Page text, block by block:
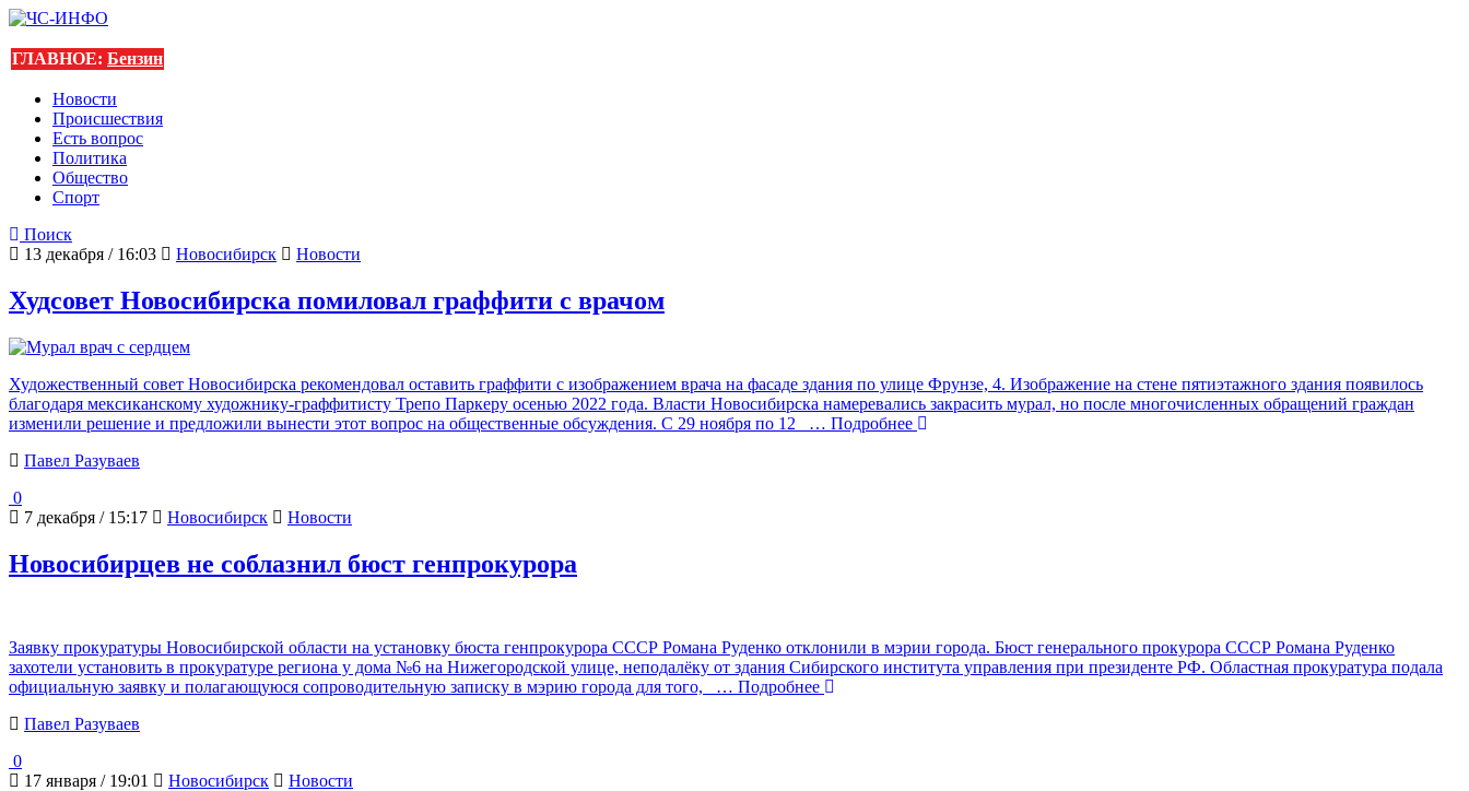
ГЛАВНОЕ: Бензин
Новости
Происшествия
Есть вопрос
Политика
Общество
Спорт
Поиск
13 декабря / 16:03
Новосибирск Новости
Худсовет Новосибирска помиловал граффити с врачом
Художественный совет Новосибирска рекомендовал оставить граффити с изображением врача на фасаде здания по улице Фрунзе, 4. Изображение на стене пятиэтажного здания появилось
благодаря мексиканскому художнику-граффитисту Трепо Паркеру осенью 2022 года. Власти Новосибирска намеревались закрасить мурал, но после многочисленных обращений граждан
изменили решение и предложили вынести этот вопрос на общественные обсуждения. С 29 ноября по 12
… Подробнее
Павел Разуваев
0
7 декабря / 15:17
Новосибирск Новости
Новосибирцев не соблазнил бюст генпрокурора
Заявку прокуратуры Новосибирской области на установку бюста генпрокурора СССР Романа Руденко отклонили в мэрии города. Бюст генерального прокурора СССР Романа Руденко
захотели установить в прокуратуре региона у дома №6 на Нижегородской улице, неподалёку от здания Сибирского института управления при президенте РФ. Областная прокуратура подала
официальную заявку и полагающуюся сопроводительную записку в мэрию города для того,
… Подробнее
Павел Разуваев
0
17 января / 19:01
Новосибирск Новости